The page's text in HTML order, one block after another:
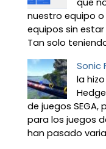
nuestro equipo
equipos sin
Tan solo
Sonic
la
de juegos
para los juegos
han pasado